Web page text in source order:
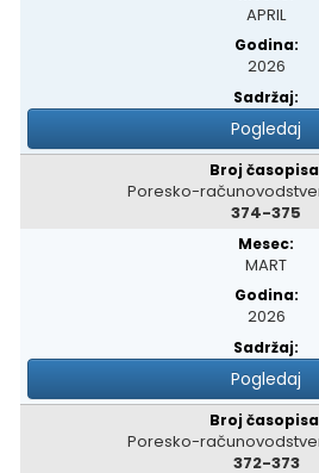
APRIL
2026
Pogledaj
Poresko-
374-375
MART
2026
Pogledaj
Poresko-
372-373